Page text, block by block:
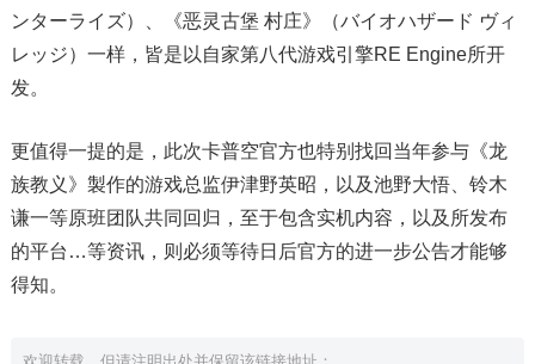
ンターライズ）、《恶灵古堡 村庄》（バイオハザード ヴィ
レッジ）一样，皆是以自家第八代游戏引擎RE Engine所开
发。
更值得一提的是，此次卡普空官方也特别找回当年参与《龙
族教义》製作的游戏总监伊津野英昭，以及池野大悟、铃木
谦一等原班团队共同回归，至于包含实机内容，以及所发布
的平台…等资讯，则必须等待日后官方的进一步公告才能够
得知。